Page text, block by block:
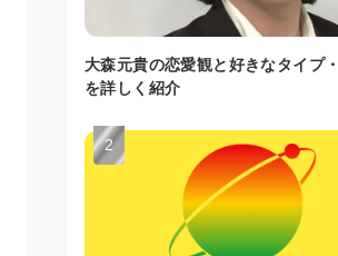
大森元貴の恋愛観と好きなタイプ
を詳しく紹介